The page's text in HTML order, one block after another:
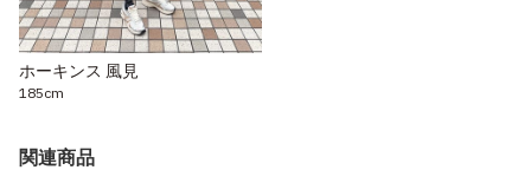
ホーキンス 風見
185cm
関連商品